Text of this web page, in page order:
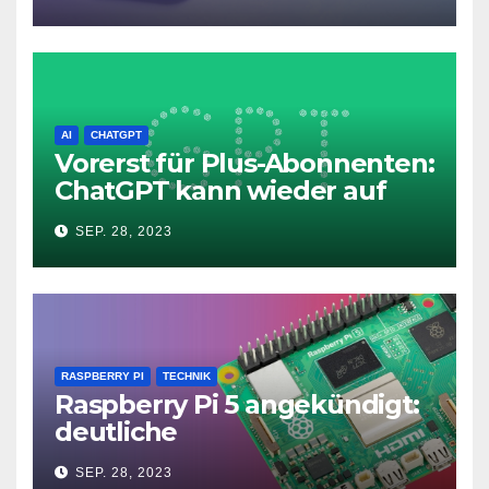
AI CHATGPT
Vorerst für Plus-Abonnenten:
ChatGPT kann wieder auf
das Internet zugreifen
SEP. 28, 2023
RASPBERRY PI TECHNIK
Raspberry Pi 5 angekündigt:
deutliche
Leistungssteigerung und bis
SEP. 28, 2023